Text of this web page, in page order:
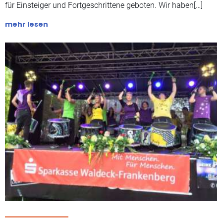
für Einsteiger und Fortgeschrittene geboten. Wir haben[…]
mehr lesen